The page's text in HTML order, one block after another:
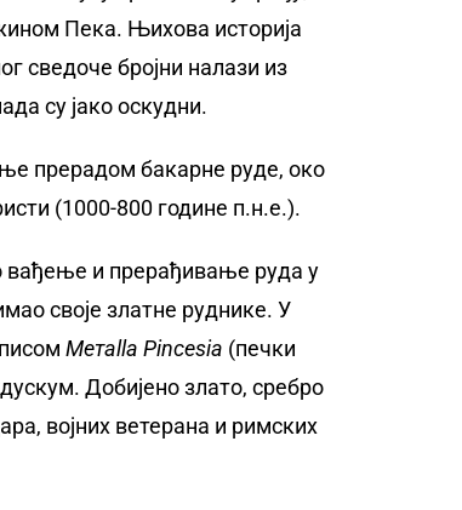
Пека. Њихова историја
сведоче бројни налази из
су јако оскудни.
прерадом бакарне руде, око
(1000-800 године п.н.е.).
и прерађивање руда у
своје златне руднике. У
Метаllа Pincesiа (печки
Добијено злато, сребро
војних ветерана и римских